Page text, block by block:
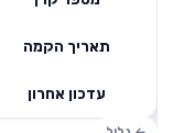
תאריך הקמה
עדכון אחרון